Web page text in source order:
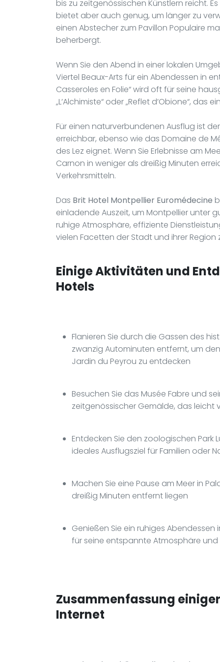
bis zu zeitgenössischen Künstlern reicht.
bietet aber auch genug, um länger zu
einen Abstecher zum Pavillon Populaire
beherbergt.
Wenn Sie den Abend in einer lokalen
Viertel Beaux-Arts für ein Abendessen in
Casseroles en Folie“ wird oft für seine
„L’Alchimiste“ oder „Reflet d’Obione“,
Für einen naturverbundenen Ausflug ist
erreichbar, ebenso wie das Domaine de
des Lez eignet. Wenn Sie Erlebnisse am
Carnon in weniger als dreißig Minuten
Verkehrsmitteln.
Das Brit Hotel Montpellier Euromédecine
einladende Auszeit, um Montpellier unter
ruhige Atmosphäre, effiziente
vielen Facetten der Stadt und ihrer Region
Einige Aktivitäten und
Hotels
Flanieren Sie durch die Gassen des
zwanzig Autominuten entfernt, um
Jardin du Peyrou zu entdecken
Besuchen Sie das Musée Fabre und
zeitgenössischer Gemälde, das leicht
Entdecken Sie den zoologischen
ideales Ausflugsziel für Familien oder
Machen Sie eine Pause am Meer in
dreißig Minuten entfernt liegen
Genießen Sie ein ruhiges
für seine entspannte Atmosphäre
Zusammenfassung
Internet